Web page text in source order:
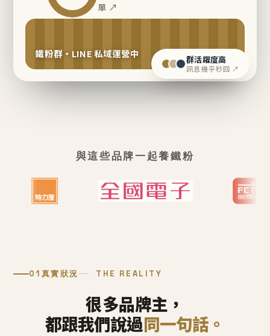
單 ↗
鐵粉群・LINE 私域運營中 群活躍度高
訊息幾乎秒回 ↗
與這些品牌一起養鐵粉
01 真實狀況 THE REALITY
很多品牌主，
都跟我們說過同一句話。